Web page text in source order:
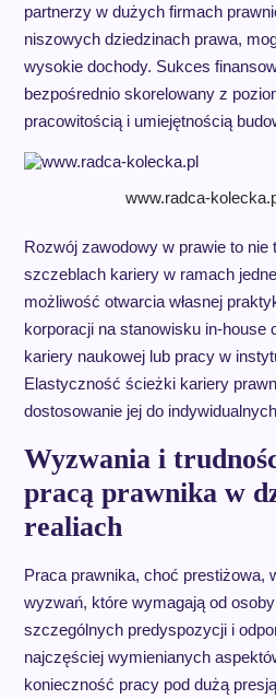
partnerzy w dużych firmach
niszowych dziedzinach prawa,
wysokie dochody. Sukces
bezpośrednio skorelowany z
pracowitością i umiejętnością
www.radca-
Rozwój zawodowy w prawie to nie
szczeblach kariery w ramach
możliwość otwarcia własnej
korporacji na stanowisku in-house
kariery naukowej lub pracy w
Elastyczność ścieżki kariery
dostosowanie jej do
Wyzwania i
pracą prawnika w
realiach
Praca prawnika, choć prestiżowa,
wyzwań, które wymagają od
szczególnych predyspozycji i
najczęściej wymienianych
konieczność pracy pod dużą